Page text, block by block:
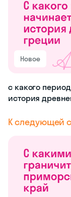
Новое
с какого
история
К следующей